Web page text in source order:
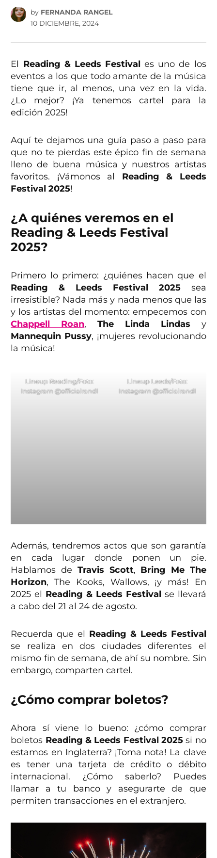
by FERNANDA RANGEL
10 DICIEMBRE, 2024
El Reading & Leeds Festival es uno de los
eventos a los que todo amante de la música
tiene que ir, al menos, una vez en la vida.
¿Lo mejor? ¡Ya tenemos cartel para la
edición 2025!
Aquí te dejamos una guía paso a paso para
que no te pierdas este épico fin de semana
lleno de buena música y nuestros artistas
favoritos. ¡Vámonos al Reading & Leeds
Festival 2025!
¿A quiénes veremos en el
Reading & Leeds Festival
2025?
Primero lo primero: ¿quiénes hacen que el
Reading & Leeds Festival
2025sea
irresistible? Nada más y nada menos que las
y los artistas del momento: empecemos con
Chappell Roan,The Linda Lindas y
Mannequin Pussy, ¡mujeres revolucionando
la música!
Lineup Reading/Foto:
Instagram @officialrandl
Lineup Leeds/Foto:
Instagram @officialrandl
Además, tendremos actos que son garantía
en cada lugar donde ponen un pie.
Hablamos de Travis Scott, Bring Me The
Horizon, The Kooks, Wallows, ¡y más! En
2025 el Reading & Leeds Festivalse llevará
a cabo del 21 al 24 de agosto.
Recuerda que el Reading & Leeds Festival
se realiza en dos ciudades diferentes el
mismo fin de semana, de ahí su nombre. Sin
embargo, comparten cartel.
¿Cómo comprar boletos?
Ahora sí viene lo bueno: ¿cómo comprar
boletos Reading & Leeds Festival 2025si no
estamos en Inglaterra? ¡Toma nota! La clave
es tener una tarjeta de crédito o débito
internacional. ¿Cómo saberlo? Puedes
llamar a tu banco y asegurarte de que
permiten transacciones en el extranjero.